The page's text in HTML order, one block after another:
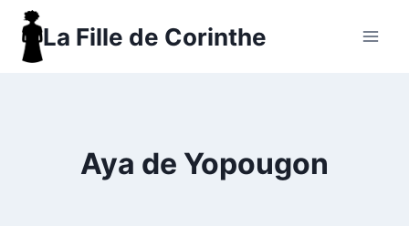
Aller
contenu
La Fille de Corinthe
Aya de Yopougon